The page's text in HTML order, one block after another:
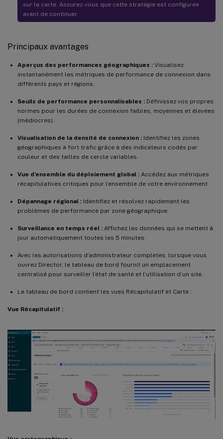
sur la carte. Assurez-vous que cette stratégie est configurée
avant de continuer.
Principaux avantages
Aperçus des performances géographiques : Visualisez
instantanément les métriques de performance de connexion dans
différents pays et régions.
Seuils de performance personnalisables : Définissez vos propres
normes pour les durées de connexion faibles, moyennes et élevées
(médiocres).
Visualisation de la densité de connexion : Identifiez les zones
géographiques à fort trafic grâce à des indicateurs codés par
couleur et des tailles de cercle variables.
Vue d’ensemble du déploiement global : Accédez aux métriques
récapitulatives critiques pour l’ensemble de votre environnement.
Dépannage régional : Identifiez et résolvez rapidement les
problèmes de performance par zone géographique.
Surveillance en temps réel : Affichez les données qui se mettent à
jour automatiquement toutes les 5 minutes.
Avec les autorisations d’administrateur complètes, lorsque vous
ouvrez Director, le tableau de bord fournit un emplacement
centralisé pour surveiller l’état de santé et l’utilisation d’un site.
Le tableau de bord contient les vues Récapitulatif et Carte :
Vue Récapitulatif :